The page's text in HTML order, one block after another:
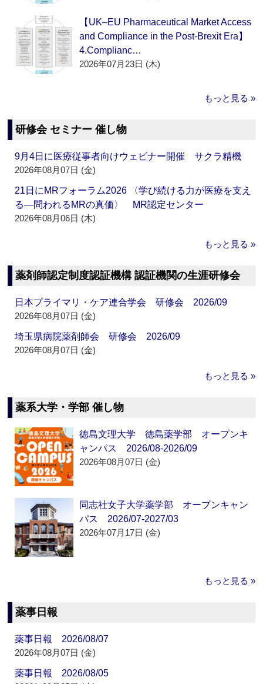
【UK–EU Pharmaceutical Market Access
and Compliance in the Post-Brexit Era】
4.Complianc…
2026年07月23日 (木)
もっと見る »
研修会 セミナー 催し物
9月4日に医療従事者向けウェビナー開催 サクラ精機
2026年08月07日 (金)
21日にMRフォーラム2026 〈学び続ける力が医療を支え
る―問われるMRの真価〉 MR認定センター
2026年08月06日 (木)
もっと見る »
薬剤師認定制度認証機構 認証機関の生涯研修会
日本プライマリ・ケア連合学会 研修会 2026/09
2026年08月07日 (金)
埼玉県病院薬剤師会 研修会 2026/09
2026年08月07日 (金)
もっと見る »
薬系大学・学部 催し物
徳島文理大学 徳島薬学部 オープンキ
ャンパス 2026/08-2026/09
2026年08月07日 (金)
同志社女子大学薬学部 オープンキャン
パス 2026/07-2027/03
2026年07月17日 (金)
もっと見る »
薬事日報
薬事日報 2026/08/07
2026年08月07日 (金)
薬事日報 2026/08/05